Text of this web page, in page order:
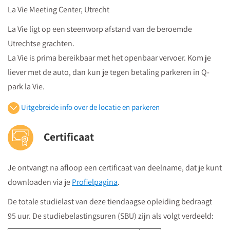
Werkmiddag - intervisie met de incidentmethode
Dag 6 - maandag 11 januari 2027
Gedrag in de groep
Simon Klein, Onderwijsadviseur Klasse(n)kanjers en
DocentTalent
Hoe verandert het gedrag van jongeren onder invloed
van de groep?
fasen van groepsvorming?
Groepsplan - hoe ga je met de hele of een kleine groep
aan de slag?
Groep en docent - wat is jouw rol binnen de
Werkmiddag - werken aan je eindpresentatie
La Vie Meeting Center, Utrecht
La Vie ligt op een steenworp afstand van de beroemde
Utrechtse grachten.
La Vie is prima bereikbaar met het openbaar vervoer. Kom je
liever met de auto, dan kun je tegen betaling parkeren in Q-
park la Vie.
Je volgt vanuit Utrecht Centraal Station de bewegwijzeringborden
vervolgens vanuit winkelcentrum "Hoog Catharijne" volgt u de
borden "Vredenburg".
Regardz La Vie Utrecht bevindt zich tegenover het Vredenburg
(plein) en naast de Bijenkorf op de hoek
St.Jacobsstraat/Lange Viestraat.
Uitgebreide info over de locatie en parkeren
Certificaat
Je ontvangt na afloop een certificaat van deelname, dat je kunt
downloaden via jeProfielpagina.
De totale studielast van deze tiendaagse opleiding bedraagt
95 uur. De studiebelastingsuren (SBU) zijn als volgt verdeeld: